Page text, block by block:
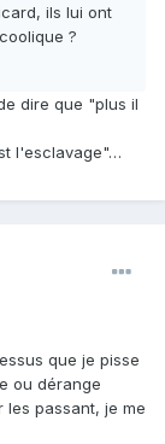
ils lui ont
?
dire que "plus il
l'esclavage"…
que je pisse
ou dérange
les passant, je me